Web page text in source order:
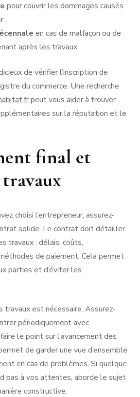
pour couvrir les dommages causés
en cas de malfaçon ou de
après les travaux.
de vérifier l’inscription de
du commerce. Une recherche
peut vous aider à trouver
sur la réputation et le
final et
travaux
choisi l’entrepreneur, assurez-
solide. Le contrat doit détailler
travaux : délais, coûts,
de paiement. Cela permet
parties et d’éviter les
travaux est nécessaire. Assurez-
périodiquement avec
le point sur l’avancement des
de garder une vue d’ensemble
en cas de problèmes. Si quelque
pas à vos attentes, aborde le sujet
constructive.